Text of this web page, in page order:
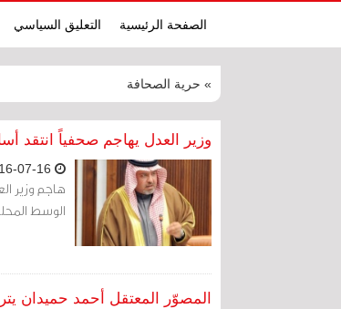
الصفحة الرئيسية التعليق السياسي
» حرية الصحافة
وزير العدل يهاجم صحفياً انتقد
هاجم وزير
الوسط
المصوّر المعتقل أحمد حميدان